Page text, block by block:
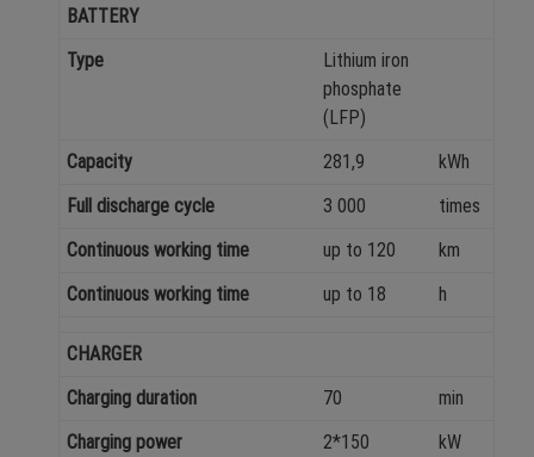
BATTERY
Type
Lithium iron
phosphate
(LFP)
Capacity
281,9
kWh
Full discharge cycle
3 000
times
Continuous working time
up to 120
km
Continuous working time
up to 18 h
CHARGER
Charging duration
70
min
Charging power
2*150 kW